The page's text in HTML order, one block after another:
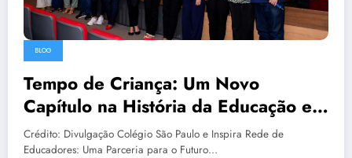
BLOG
Tempo de Criança: Um Novo
Capítulo na História da Educação em
Salvador
Crédito: Divulgação Colégio São Paulo e Inspira Rede de
Educadores: Uma Parceria para o Futuro…